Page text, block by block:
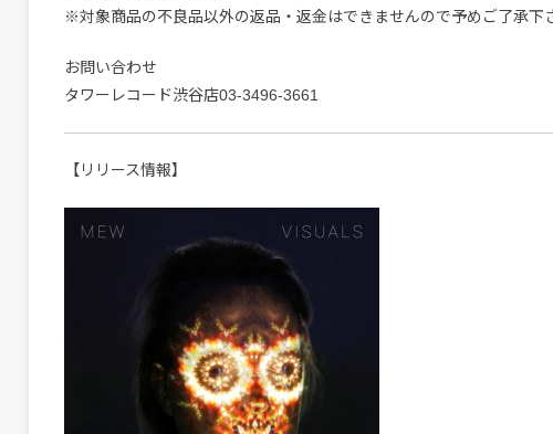
※対象商品の不良品以外の返品・返金はできませんので予めご了承下
お問い合わせ
タワーレコード渋谷店03-3496-3661
【リリース情報】